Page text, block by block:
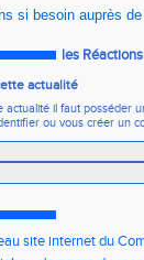
si besoin auprès
les Réactions
actualité
actualité il faut posséder
ou vous créer un
site internet du